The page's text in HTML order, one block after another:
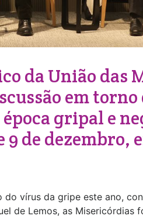
da União das
em torno
gripal e
de dezembro,
vírus da gripe este ano,
de Lemos, as Misericórdias